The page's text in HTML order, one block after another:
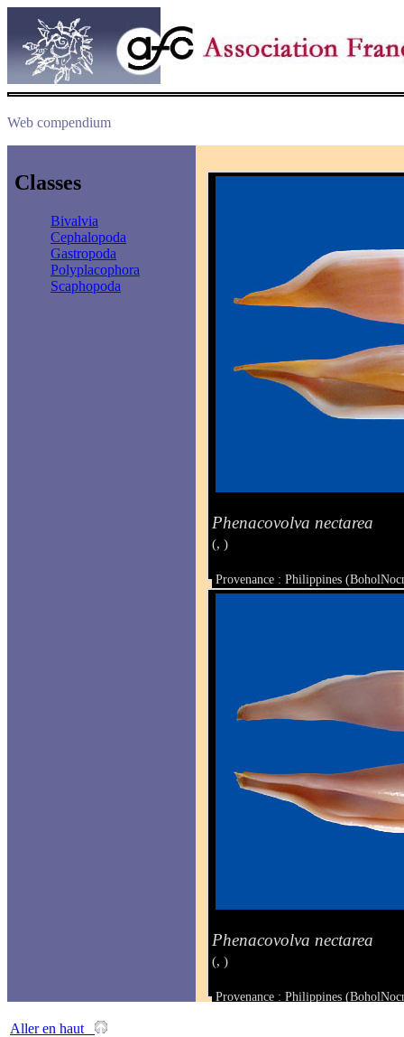
Web compendium
Classes
Bivalvia
Cephalopoda
Gastropoda
Polyplacophora
Scaphopoda
Phenacovolva nectarea
(, )
Provenance : Philippines
Taille : 37.8 mm
Phenacovolva nectarea
(, )
Provenance : Philippines
Aller en haut